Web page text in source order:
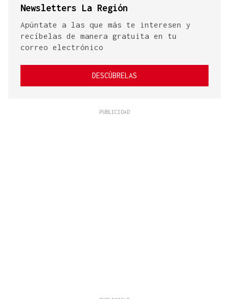
Newsletters La Región
Apúntate a las que más te interesen y
recíbelas de manera gratuita en tu
correo electrónico
DESCÚBRELAS